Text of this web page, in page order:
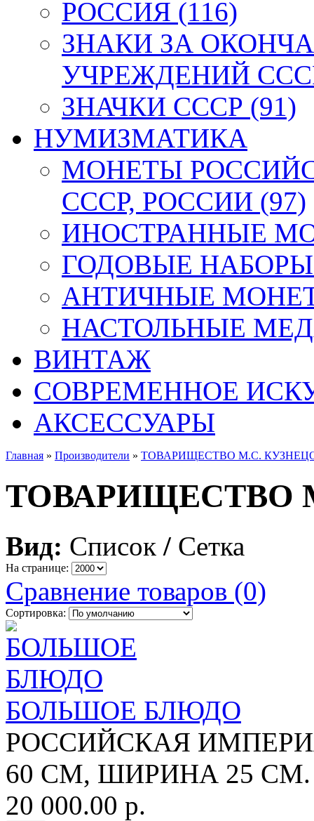
РОССИЯ (116)
ЗНАКИ ЗА
УЧРЕЖДЕНИЙ
ЗНАЧКИ СССР (91)
НУМИЗМАТИКА
МОНЕТЫ
СССР, РОССИИ (97)
ИНОСТРАННЫЕ
ГОДОВЫЕ НАБОРЫ
АНТИЧНЫЕ
НАСТОЛЬНЫЕ
ВИНТАЖ
СОВРЕМЕННОЕ
АКСЕССУАРЫ
Главная » Производители » ТОВАРИЩЕСТВО М.С.
ТОВАРИЩЕСТВО
Вид: Список / Сетка
На странице:
Сравнение товаров (0)
Сортировка:
БОЛЬШОЕ БЛЮДО
РОССИЙСКАЯ
60 СМ, ШИРИНА 25 СМ.
20 000.00 р.